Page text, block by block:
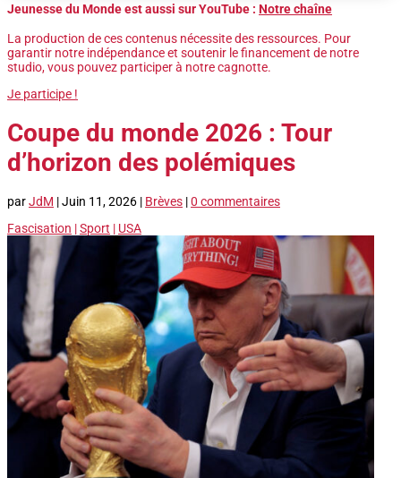
Jeunesse du Monde est aussi sur YouTube : Notre chaîne
La production de ces contenus nécessite des ressources. Pour
garantir notre indépendance et soutenir le financement de notre
studio, vous pouvez participer à notre cagnotte.
Je participe !
Coupe du monde 2026 : Tour
d’horizon des polémiques
parJdM |Juin 11, 2026 | Brèves |0 commentaires
Fascisation |Sport | USA